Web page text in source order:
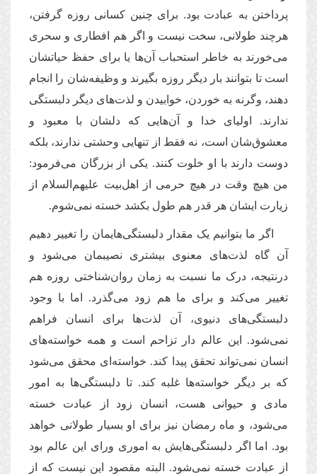
پرداختن به عبادت بود. برای چنین کسانی روزه گرفتن،
هرچند طولانی، سخت نیست و اگر هم افطاری و سحری
می‌خورند به خاطر استحباب آن‌ها یا برای حفظ حیاتشان
است تا بتوانند بار دیگر روزه بگیرند و وظیفه‌شان را انجام
دهند، وگرنه به خوردن، خوابیدن و لذت‌های دیگر دلبستگی
ندارند. اولیای خدا و آن‌هایی که دلشان با معبود و
معشوق‌شان است، نه فقط از تنهایی وحشتی ندارند، بلکه
دوست دارند با او خلوت کنند. یکی از بزرگان می‌فرمود:
من هیچ وقت در هیچ حرمی از اهل‌بیت علیهم‌السلام از
زیارت ایشان هر قدر هم طول بکشد خسته نمی‌شوم.
اگر ما بتوانیم یک مقدار دلبستگی‌هایمان را تغییر دهیم
آن گاه لذت‌های معنوی بیشتری نصیبمان می‌شود و
درنتیجه، درک ما نسبت به زمان روان‌شناختی روزه هم
تغییر می‌کند و برای ما هم زود می‌گذرد. اما با وجود
دلبستگی‌های دنیوی، آن‌ لذت‌ها برای انسان فراهم
نمی‌شود. این عالم دار تزاحم است و همه خواسته‌های
انسان نمی‌تواند تحقق پیدا کند. خواسته‌ای محقق می‌شود
که بر دیگر خواسته‌ها غلبه کند. تا دلبستگی‌ها به امور
مادی و حیوانی هست، انسان زود از عبادت خسته
می‌شود، و ماه رمضان نیز برای او بسیار طولانی خواهد
بود. اما اگر دلبستگی‌هایش به اموری ورای این عالم بود
از عبادت خسته نمی‌شود. البته مقصود این نیست که از